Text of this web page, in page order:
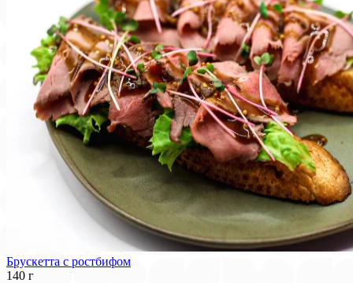
Брускетта с ростбифом
140 г